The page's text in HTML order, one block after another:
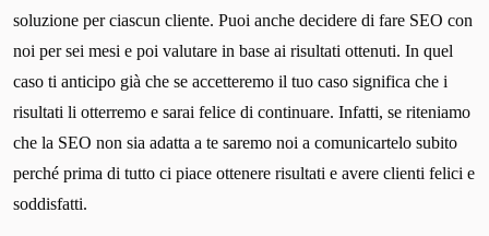
soluzione per ciascun cliente. Puoi anche decidere di fare SEO con
noi per sei mesi e poi valutare in base ai risultati ottenuti. In quel
caso ti anticipo già che se accetteremo il tuo caso significa che i
risultati li otterremo e sarai felice di continuare. Infatti, se riteniamo
che la SEO non sia adatta a te saremo noi a comunicartelo subito
perché prima di tutto ci piace ottenere risultati e avere clienti felici e
soddisfatti.